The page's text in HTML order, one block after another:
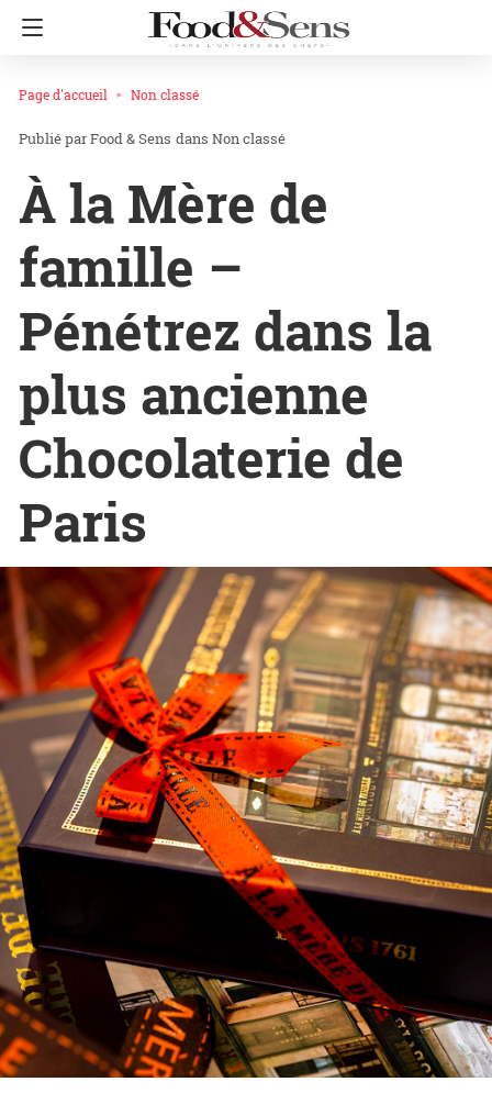
Page d'accueil Non classé
Food & Sens dans Non classé
À la Mère de
famille –
Pénétrez dans la
plus ancienne
Chocolaterie de
Paris